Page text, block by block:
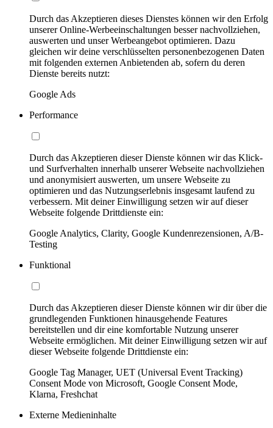
Durch das Akzeptieren dieses Dienstes können wir den Erfolg
unserer Online-Werbeeinschaltungen besser nachvollziehen,
auswerten und unser Werbeangebot optimieren. Dazu
gleichen wir deine verschlüsselten personenbezogenen Daten
mit folgenden externen Anbietenden ab, sofern du deren
Dienste bereits nutzt:
Google Ads
Performance
Durch das Akzeptieren dieser Dienste können wir das Klick-
und Surfverhalten innerhalb unserer Webseite nachvollziehen
und anonymisiert auswerten, um unsere Webseite zu
optimieren und das Nutzungserlebnis insgesamt laufend zu
verbessern. Mit deiner Einwilligung setzen wir auf dieser
Webseite folgende Drittdienste ein:
Google Analytics, Clarity, Google Kundenrezensionen, A/B-
Testing
Funktional
Durch das Akzeptieren dieser Dienste können wir dir über die
grundlegenden Funktionen hinausgehende Features
bereitstellen und dir eine komfortable Nutzung unserer
Webseite ermöglichen. Mit deiner Einwilligung setzen wir auf
dieser Webseite folgende Drittdienste ein:
Google Tag Manager, UET (Universal Event Tracking)
Consent Mode von Microsoft, Google Consent Mode,
Klarna, Freshchat
Externe Medieninhalte